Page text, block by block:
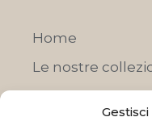
Home
Le nostre